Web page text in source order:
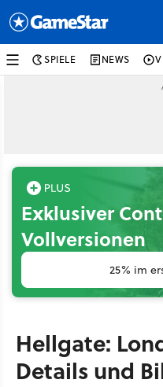
SPIELE NEWS
Exklusiver
Vollversionen
25% im
Hellgate:
Details und